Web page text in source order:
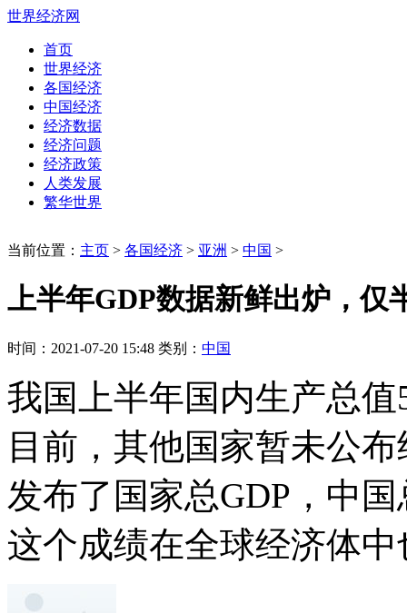
世界经济网
首页
世界经济
各国经济
中国经济
经济数据
经济问题
经济政策
人类发展
繁华世界
当前位置： 主页 > 各国经济 > 亚洲 > 中国 >
上半年GDP数据新鲜出炉，仅
时间：2021-07-20 15:48 类别： 中国
我国上半年国内生产总值
目前，其他国家暂未公
发布了国家总GDP，中
这个成绩在全球经济体